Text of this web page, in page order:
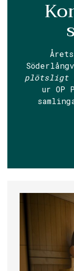
plötsligt
ur OP